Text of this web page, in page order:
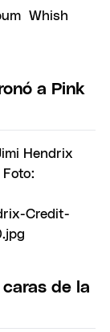
a Pink
de la